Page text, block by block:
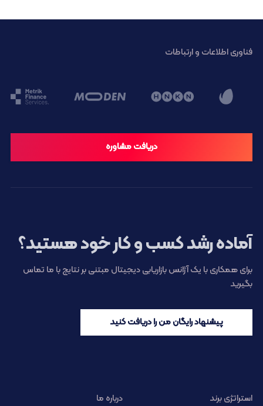
فناوری اطلاعات و ارتباطات
دریافت مشاوره
آماده رشد کسب و کار خود هستید؟
برای همکاری با یک آژانس بازاریابی دیجیتال مبتنی بر نتایج با ما تماس
بگیرید
پیشنهاد رایگان من را دریافت کنید
استراتژی برند
درباره ما